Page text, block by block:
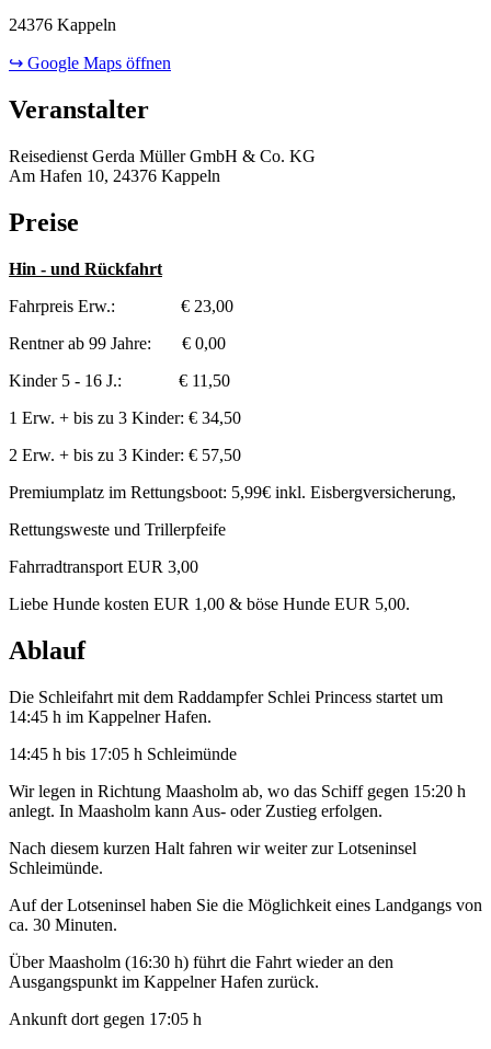
24376 Kappeln
↪ Google Maps öffnen
Veranstalter
Reisedienst Gerda Müller GmbH & Co. KG
Am Hafen 10, 24376 Kappeln
Preise
Hin - und Rückfahrt
Fahrpreis Erw.: € 23,00
Rentner ab 99 Jahre: € 0,00
Kinder 5 - 16 J.: € 11,50
1 Erw. + bis zu 3 Kinder: € 34,50
2 Erw. + bis zu 3 Kinder: € 57,50
Premiumplatz im Rettungsboot: 5,99€ inkl. Eisbergversicherung,
Rettungsweste und Trillerpfeife
Fahrradtransport EUR 3,00
Liebe Hunde kosten EUR 1,00 & böse Hunde EUR 5,00.
Ablauf
Die Schleifahrt mit dem Raddampfer Schlei Princess startet um
14:45 h im Kappelner Hafen.
14:45 h bis 17:05 h Schleimünde
Wir legen in Richtung Maasholm ab, wo das Schiff gegen 15:20 h
anlegt. In Maasholm kann Aus- oder Zustieg erfolgen.
Nach diesem kurzen Halt fahren wir weiter zur Lotseninsel
Schleimünde.
Auf der Lotseninsel haben Sie die Möglichkeit eines Landgangs von
ca. 30 Minuten.
Über Maasholm (16:30 h) führt die Fahrt wieder an den
Ausgangspunkt im Kappelner Hafen zurück.
Ankunft dort gegen 17:05 h